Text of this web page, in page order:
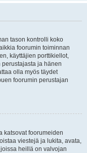
tason kontrolli koko
foorumin toiminnan
käyttäjien porttikiellot,
perustajasta ja hänen
olla myös täydet
foorumin perustajan
katsovat foorumeiden
viestejä ja lukita, avata,
heillä on valvojan